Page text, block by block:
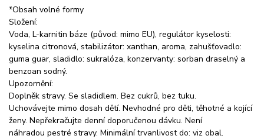
*Obsah volné formy
Složení:
Voda, L-karnitin báze (původ: mimo EU), regulátor kyselosti:
kyselina citronová, stabilizátor: xanthan, aroma, zahušťovadlo:
guma guar, sladidlo: sukralóza, konzervanty: sorban draselný a
benzoan sodný.
Upozornění:
Doplněk stravy. Se sladidlem. Bez cukrů, bez tuku.
Uchovávejte mimo dosah dětí. Nevhodné pro děti, těhotné a kojící
ženy. Nepřekračujte denní doporučenou dávku. Není
náhradou pestré stravy. Minimální trvanlivost do: viz obal.